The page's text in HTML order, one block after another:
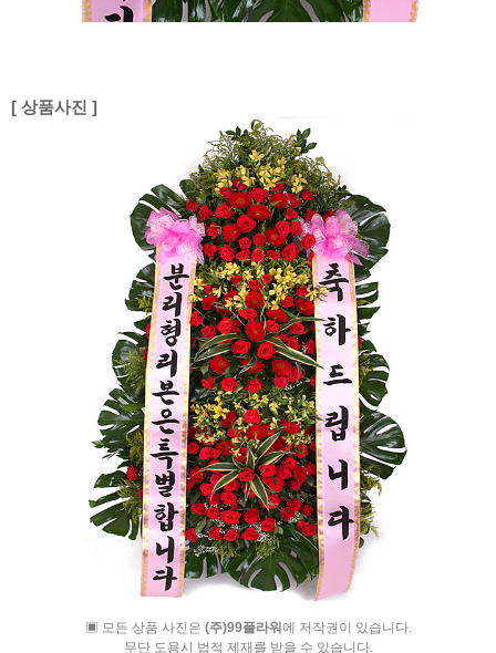
[ 상품사진 ]
▣ 모든 상품 사진은 (주)99플라워에 저작권이 있습니다.
무단 도용시 법적 제재를 받을 수 있습니다.